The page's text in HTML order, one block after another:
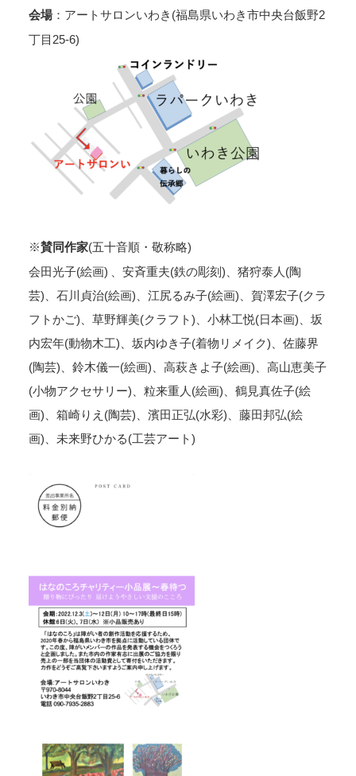
会場：アートサロンいわき(福島県いわき市中央台飯野2
丁目25-6)
※賛同作家(五十音順・敬称略)
会田光子(絵画) 、安斉重夫(鉄の彫刻)、猪狩泰人(陶
芸)、石川貞治(絵画)、江尻るみ子(絵画)、賀澤宏子(クラ
フトかご)、草野輝美(クラフト)、小林工悦(日本画)、坂
内宏年(動物木工)、坂内ゆき子(着物リメイク)、佐藤界
(陶芸)、鈴木儀一(絵画)、高萩きよ子(絵画)、高山恵美子
(小物アクセサリー)、粒来重人(絵画)、鶴見真佐子(絵
画)、箱崎りえ(陶芸)、濱田正弘(水彩)、藤田邦弘(絵
画)、未来野ひかる(工芸アート)